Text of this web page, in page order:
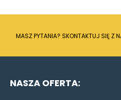
MASZ PYTANIA? SKONTAKTUJ SIĘ Z
NASZA OFERTA: